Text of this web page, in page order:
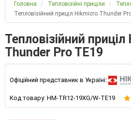
Головна Тепловізійні приціли
Тепловізійний приціл Hikmicro Thunder
Тепловізійний
Thunder Pro TE19
Офіційний представник в Україні:
Код товару: HM-TR12-19XG/W-TE19